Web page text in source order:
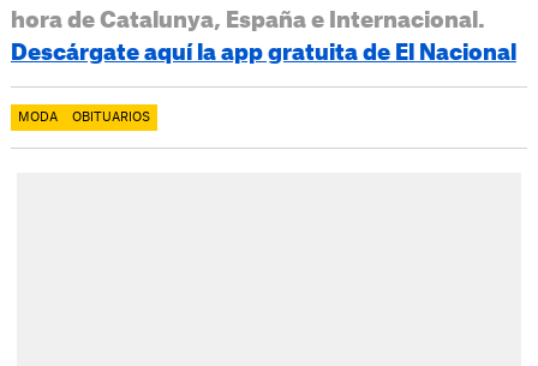
hora de Catalunya, España e Internacional.
Descárgate aquí la app gratuita de El Nacional
MODA OBITUARIOS